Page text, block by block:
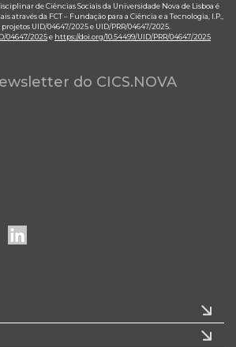
de Ciências Sociais da Universidade Nova de Lisboa é
através da FCT – Fundação para a Ciência e a Tecnologia, I.P.,
UID/04647/2025 e UID/PRR/04647/2025.
04647/2025e https://doi.org/10.54499/UID/PRR/04647/2025
do CICS.NOVA